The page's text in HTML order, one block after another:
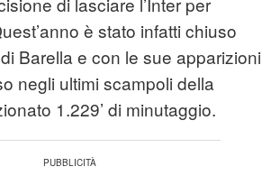
è stato infatti chiuso
Barella e con le sue apparizioni
negli ultimi scampoli della
1.229’ di minutaggio.